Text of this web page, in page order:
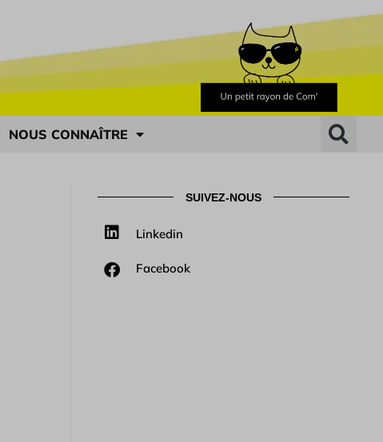
NOUS CONNAÎTRE
SUIVEZ-NOUS
Linkedin
Facebook